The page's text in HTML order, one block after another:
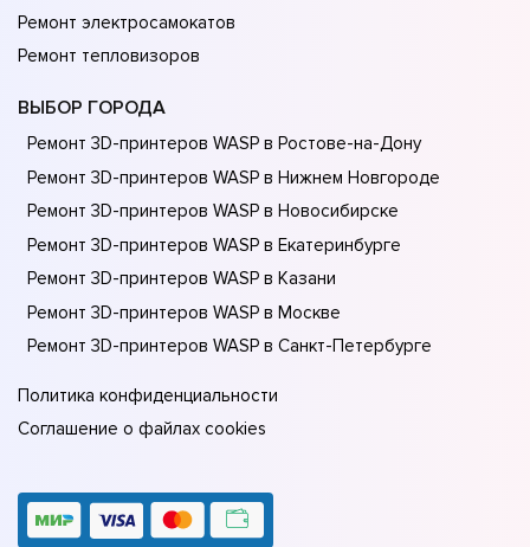
Ремонт электросамокатов
Ремонт тепловизоров
ВЫБОР ГОРОДА
Ремонт 3D-принтеров WASP в Ростове-на-Донy
Ремонт 3D-принтеров WASP в Нижнем Новгороде
Ремонт 3D-принтеров WASP в Новосибирске
Ремонт 3D-принтеров WASP в Екатеринбурге
Ремонт 3D-принтеров WASP в Казани
Ремонт 3D-принтеров WASP в Москве
Ремонт 3D-принтеров WASP в Санкт-Петербурге
Политика конфиденциальности
Соглашение о файлах cookies